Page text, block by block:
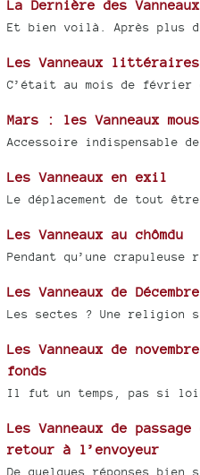
La Dernière des Vanneaux
Et bien voilà. Après plus
Les Vanneaux littéraires
C’était au mois de
Mars : les Vanneaux
Accessoire indispensable
Les Vanneaux en exil
Le déplacement de tout
Les Vanneaux au chômdu
Pendant qu’une crapuleuse
Les Vanneaux de
Les sectes ? Une religion
Les Vanneaux de
fonds
Il fut un temps, pas si
Les Vanneaux de
retour à l’envoyeur
De quelques réponses bien